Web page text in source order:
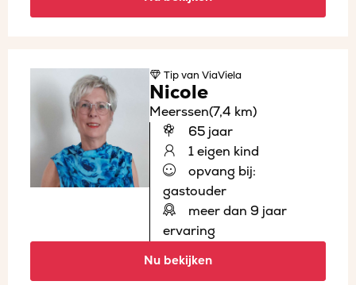
Tipvan ViaViela
Nicole
Meerssen(7,4 km)
65 jaar
1 eigen kind
opvang bij:
gastouder
meer dan 9 jaar
ervaring
Nu bekijken